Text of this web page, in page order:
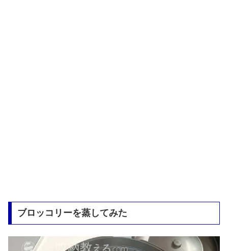
ブロッコリーを蒸してみた